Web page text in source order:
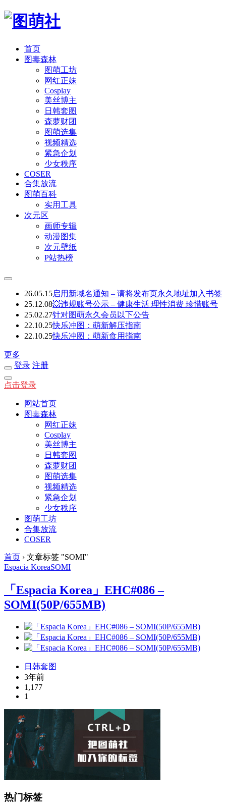
首页
图毒森林
图萌工坊
网红正妹
Cosplay
美丝博主
日韩套图
森萝财团
图萌选集
视频精选
紧急企划
少女秩序
COSER
合集放流
图萌百科
实用工具
次元区
画师专辑
动漫图集
次元壁纸
P站热榜
26.05.15启用新域名通知 – 请将发布页永久地址加入书签
25.12.08💥违规账号公示 – 健康生活 理性消费 珍惜账号
25.02.27针对图萌永久会员以下公告
22.10.25快乐冲图：萌新解压指南
22.10.25快乐冲图：萌新食用指南
更多
登录 注册
点击登录
网站首页
图毒森林
网红正妹
Cosplay
美丝博主
日韩套图
森萝财团
图萌选集
视频精选
紧急企划
少女秩序
图萌工坊
合集放流
COSER
首页 › 文章标签 "SOMI"
Espacia KoreaSOMI
「Espacia Korea」EHC#086 –
SOMI(50P/655MB)
日韩套图
3年前
1,177
1
热门标签